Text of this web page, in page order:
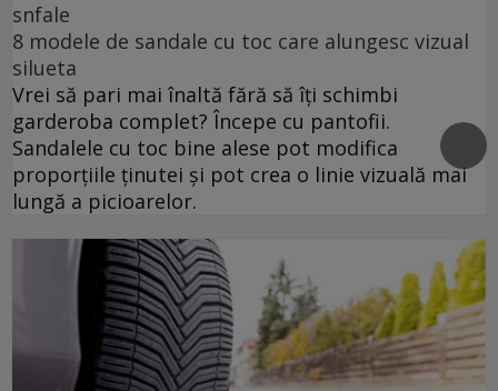
snfale
8 modele de sandale cu toc care alungesc vizual
silueta
Vrei să pari mai înaltă fără să îți schimbi
garderoba complet? Începe cu pantofii.
Sandalele cu toc bine alese pot modifica
proporțiile ținutei și pot crea o linie vizuală mai
lungă a picioarelor.